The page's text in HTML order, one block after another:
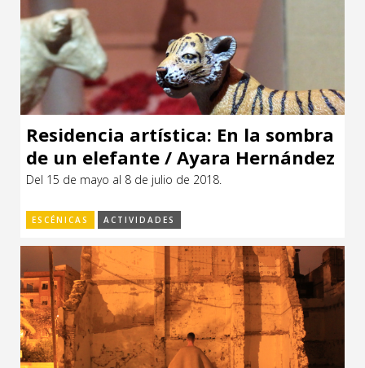
Residencia artística: En la sombra
de un elefante / Ayara Hernández
Holz ( Uruguay)
Del 15 de mayo al 8 de julio de 2018.
ESCÉNICAS ACTIVIDADES